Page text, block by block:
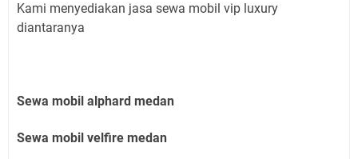
Kami menyediakan jasa sewa mobil vip luxury
diantaranya
Sewa mobil alphard medan
Sewa mobil velfire medan